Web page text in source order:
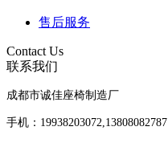
售后服务
Contact Us
联系我们
成都市诚佳座椅制造厂
手机：19938203072,13808082787